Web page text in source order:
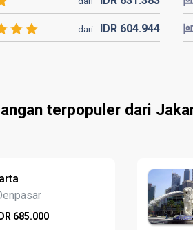
dari IDR 604.944
terpopuler dari
685.000